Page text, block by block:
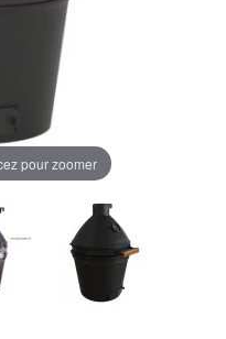
pour zoomer